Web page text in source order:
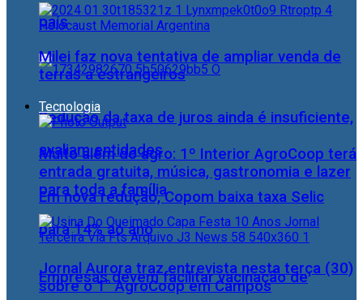
país
Redução da taxa de juros ainda é insuficiente,
avaliam entidades
Em nova redução, Copom baixa taxa Selic
para 14% ao ano
Empresas devem facilitar vacinação de
Milei faz nova tentativa de ampliar venda de
terras a estrangeiros
Tecnologia
Muito além do agro: 1º Interior AgroCoop terá
entrada gratuita, música, gastronomia e lazer
para toda a família
Jornal Aurora traz entrevista nesta terça (30)
sobre o 1° AgroCoop em Campos